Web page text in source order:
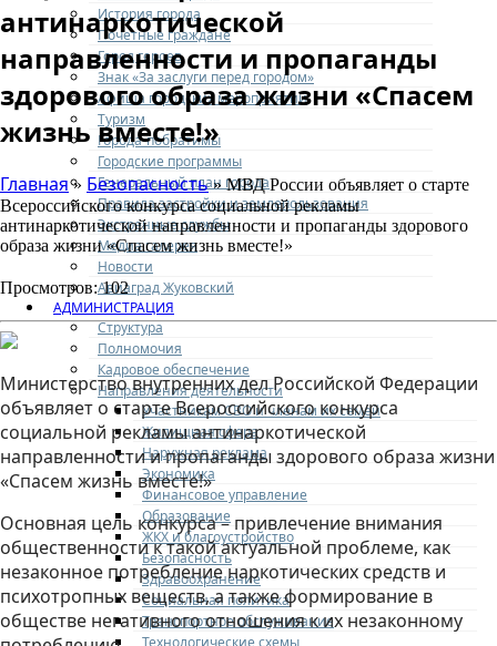
История города
Почетные граждане
Город героев
Знак «За заслуги перед городом»
Афиша городских мероприятий
Туризм
Города-побратимы
Городские программы
Генеральный план города
Правила застройки и землепользования
Экстренные службы
Медиа галерея
Новости
Авиаград Жуковский
АДМИНИСТРАЦИЯ
Структура
Полномочия
Кадровое обеспечение
Направления деятельности
Участникам СВО и членам их семей
Жилищная сфера
Наружная реклама
Экономика
Финансовое управление
Образование
ЖКХ и благоустройство
Безопасность
Здравоохранение
Социальная политика
Транспортное обслуживание
Технологические схемы
антинаркотической
направленности и пропаганды
здорового образа жизни «Спасем
жизнь вместе!»
Главная» Безопасность» МВД России объявляет о старте
Всероссийского конкурса социальной рекламы
антинаркотической направленности и пропаганды здорового
образа жизни «Спасем жизнь вместе!»
Просмотров: 102
Министерство внутренних дел Российской Федерации
объявляет о старте Всероссийского конкурса
социальной рекламы антинаркотической
направленности и пропаганды здорового образа жизни
«Спасем жизнь вместе!»
Основная цель конкурса – привлечение внимания
общественности к такой актуальной проблеме, как
незаконное потребление наркотических средств и
психотропных веществ, а также формирование в
обществе негативного отношения к их незаконному